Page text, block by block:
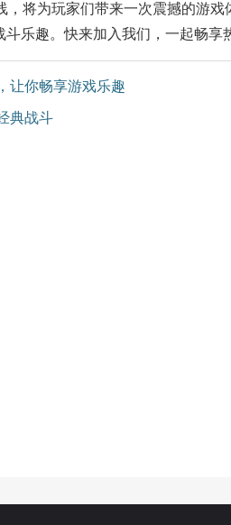
将为玩家们带来一次震撼的游
乐趣。快来加入我们，一起畅享
让你畅享游戏乐趣
典战斗